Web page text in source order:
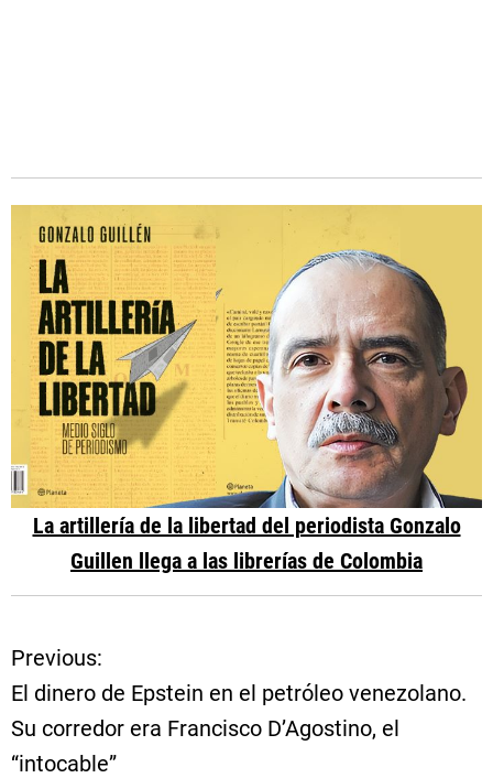
La artillería de la libertad del periodista Gonzalo
Guillen llega a las librerías de Colombia
N
a
Previous:
El dinero de Epstein en el petróleo venezolano.
Su corredor era Francisco D’Agostino, el
“intocable”